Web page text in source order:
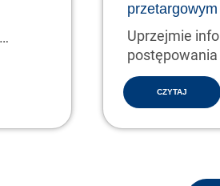
przetargowym
Uprzejmie
2/2025 w
CZYTAJ